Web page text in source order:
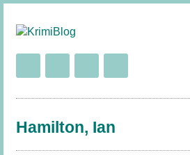
Hamilton, Ian